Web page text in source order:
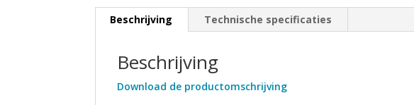
Beschrijving Technische specificaties
Beschrijving
Download de productomschrijving